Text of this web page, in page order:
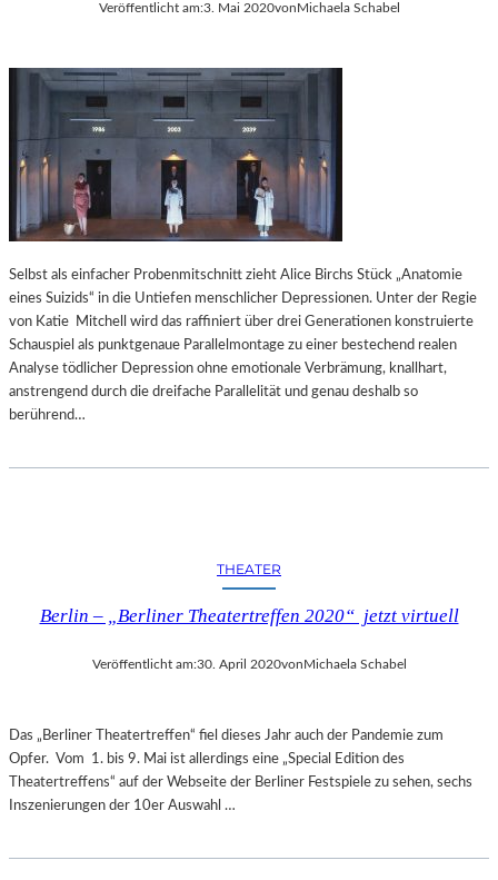
Veröffentlicht am:3. Mai 2020vonMichaela Schabel
Selbst als einfacher Probenmitschnitt zieht Alice Birchs Stück „Anatomie
eines Suizids“ in die Untiefen menschlicher Depressionen. Unter der Regie
von Katie Mitchell wird das raffiniert über drei Generationen konstruierte
Schauspiel als punktgenaue Parallelmontage zu einer bestechend realen
Analyse tödlicher Depression ohne emotionale Verbrämung, knallhart,
anstrengend durch die dreifache Parallelität und genau deshalb so
berührend…
THEATER
Berlin – „Berliner Theatertreffen 2020“ jetzt virtuell
Veröffentlicht am:30. April 2020vonMichaela Schabel
Das „Berliner Theatertreffen“ fiel dieses Jahr auch der Pandemie zum
Opfer. Vom 1. bis 9. Mai ist allerdings eine „Special Edition des
Theatertreffens“ auf der Webseite der Berliner Festspiele zu sehen, sechs
Inszenierungen der 10er Auswahl …